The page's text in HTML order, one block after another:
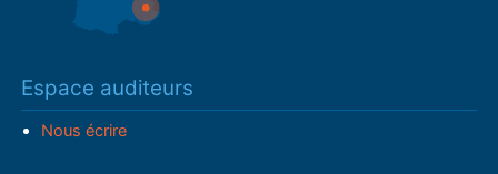
Espace auditeurs
Nous écrire